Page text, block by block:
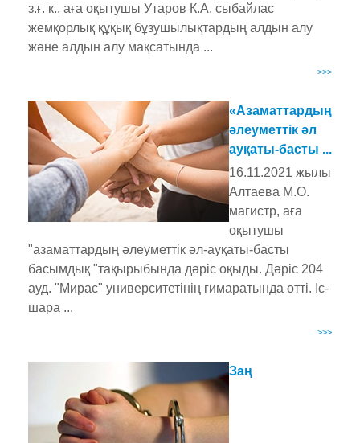
з.ғ. к., аға оқытушы Утаров К.А. сыбайлас
жемқорлық құқық бұзушылықтардың алдын алу
және алдын алу мақсатында ...
>>>
«Азаматтардың
әлеуметтік әл
ауқаты-басты ...
16.11.2021 жылы
Алтаева М.О.
магистр, аға
оқытушы
"азаматтардың әлеуметтік әл-ауқаты-басты
басымдық "тақырыбында дәріс оқыды. Дәріс 204
ауд. "Мирас" университетінің ғимаратында өтті. Іс-
шара ...
>>>
Заң